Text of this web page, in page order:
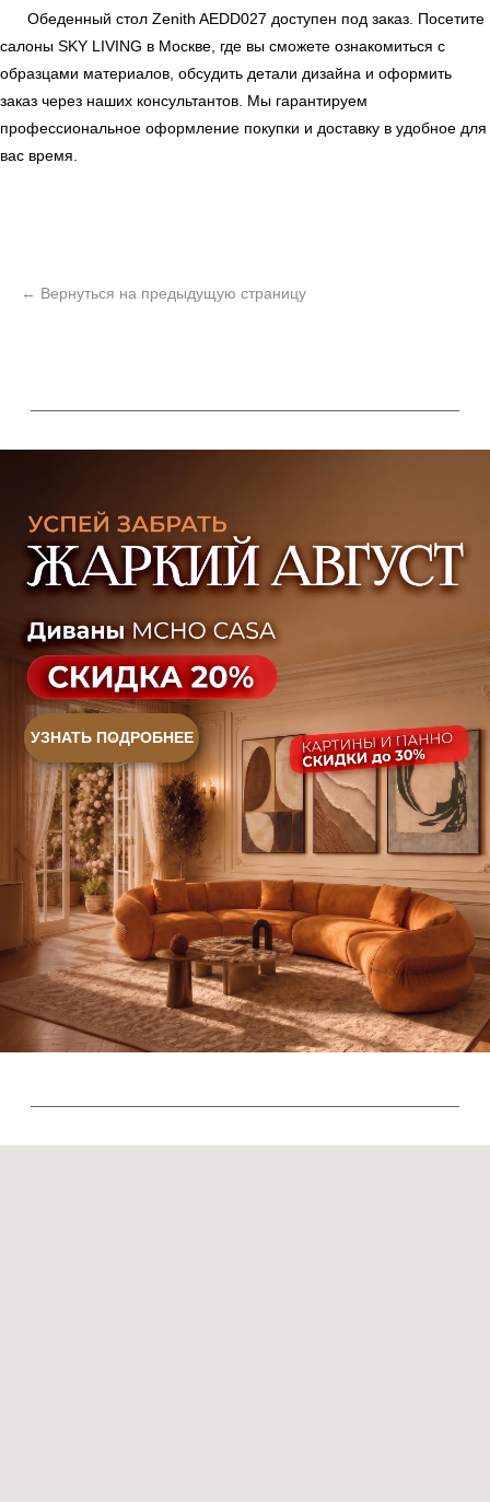
Обеденный стол Zenith AEDD027 доступен под заказ. Посетите
салоны SKY LIVING в Москве, где вы сможете ознакомиться с
образцами материалов, обсудить детали дизайна и оформить
заказ через наших консультантов. Мы гарантируем
профессиональное оформление покупки и доставку в удобное для
вас время.
Панели
Контакты
Ковры
© 2026 Sky Living
Политика конфиденциальности
+7 (958) 202-41-41
+7 (499) 916-60-66
+7 (932) 021-99-97
+7 (499) 916-60-10,
Политика возврата товаров
Sales@skyliving.ru
Ежедневно, с 10:00 до 21:00
Telegram и YouTube ограничены на территории РФ
(на основании ФЗ-149 "Об информации")